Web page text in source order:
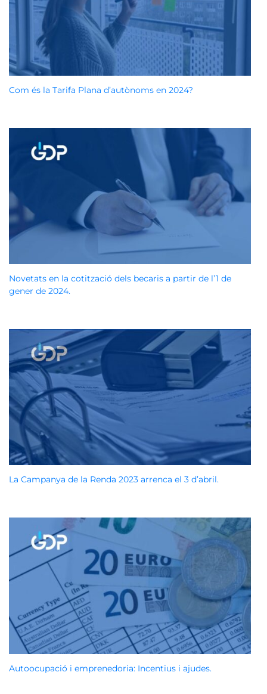
Com és la Tarifa Plana d’autònoms en 2024?
Novetats en la cotització dels becaris a partir de l’1 de
gener de 2024.
La Campanya de la Renda 2023 arrenca el 3 d’abril.
Autoocupació i emprenedoria: Incentius i ajudes.